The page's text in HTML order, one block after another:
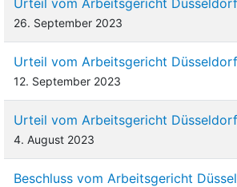
26. September 2023
Urteil vom Arbeitsgericht
12. September 2023
Urteil vom Arbeitsgericht
4. August 2023
Beschluss vom Arbeitsgericht